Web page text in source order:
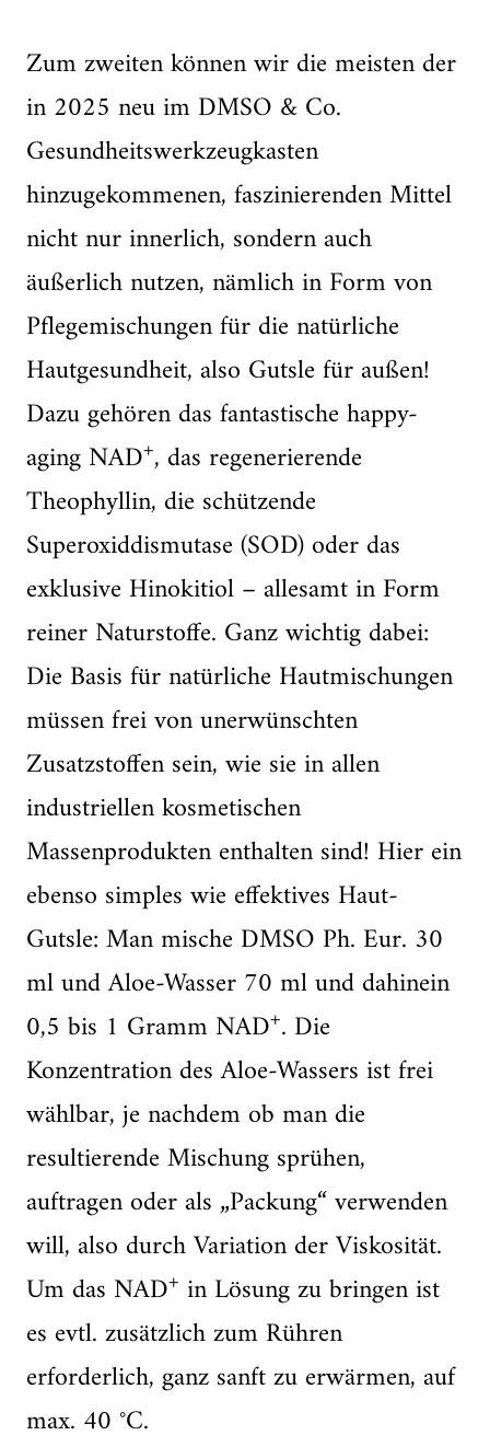
Zum zweiten können wir die meisten der
in 2025 neu im DMSO & Co.
Gesundheitswerkzeugkasten
hinzugekommenen, faszinierenden Mittel
nicht nur innerlich, sondern auch
äußerlich nutzen, nämlich in Form von
Pflegemischungen für die natürliche
Hautgesundheit, also Gutsle für außen!
Dazu gehören das fantastische happy-
aging NAD+, das regenerierende
Theophyllin, die schützende
Superoxiddismutase (SOD) oder das
exklusive Hinokitiol – allesamt in Form
reiner Naturstoffe. Ganz wichtig dabei:
Die Basis für natürliche Hautmischungen
müssen frei von unerwünschten
Zusatzstoffen sein, wie sie in allen
industriellen kosmetischen
Massenprodukten enthalten sind! Hier ein
ebenso simples wie effektives Haut-
Gutsle: Man mische DMSO Ph. Eur. 30
ml und Aloe-Wasser 70 ml und dahinein
0,5 bis 1 Gramm NAD+. Die
Konzentration des Aloe-Wassers ist frei
wählbar, je nachdem ob man die
resultierende Mischung sprühen,
auftragen oder als „Packung“ verwenden
will, also durch Variation der Viskosität.
Um das NAD+ in Lösung zu bringen ist
es evtl. zusätzlich zum Rühren
erforderlich, ganz sanft zu erwärmen, auf
max. 40 °C.